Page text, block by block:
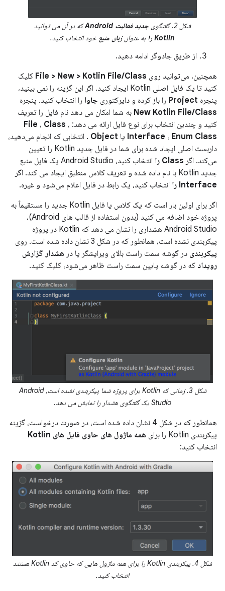
شکل 2. گفتگوی جدید فعالیت Android
که در آن می توانید
Kotlin را
به عنوانزبان منبع خود انتخاب کنید.
از طریق جادوگر ادامه دهید.
همچنین، می‌توانید روی File > New > Kotlin File/Class کلیک
کنید تا یک فایل اصلی Kotlin ایجاد کنید. اگر این گزینه را نمی بینید،
پنجره Project را باز کرده و دایرکتوری جاوا را انتخاب کنید. پنجره
New Kotlin File/Class به شما امکان می دهد نام فایل را تعریف
کنید و چندین انتخاب برای نوع فایل ارائه می دهد:
File ، Class ،
Interface ، Enum Class یا Object . انتخابی که انجام می‌دهید،
داربست اصلی ایجاد شده برای شما در فایل جدید Kotlin را تعیین
می‌کند. اگر Class را
انتخاب کنید، Android Studio یک فایل منبع
جدید Kotlin با نام داده شده و تعریف کلاس منطبق ایجاد می کند. اگر
Interface را
انتخاب کنید، یک رابط در فایل اعلام می‌شود و غیره.
اگر برای اولین بار است که یک کلاس یا فایل Kotlin جدید را مستقیماً به
پروژه خود اضافه می کنید (بدون استفاده از قالب های Android)،
Android Studio هشداری را نشان می دهد که Kotlin در پروژه
پیکربندی نشده است، همانطور که در شکل 3 نشان داده شده است. روی
پیکربندی در گوشه سمت راست بالای ویرایشگر یا در هشدار گزارش
رویداد که در گوشه پایین سمت راست ظاهر می‌شود، کلیک کنید.
شکل 3. زمانی که Kotlin برای پروژه شما پیکربندی نشده است، Android
Studio یک گفتگوی هشدار را نمایش می دهد.
همانطور که در شکل 4 نشان داده شده است، در صورت درخواست، گزینه
پیکربندی Kotlin را برای
همه ماژول های حاوی فایل های Kotlin
انتخاب کنید:
شکل 4. پیکربندی Kotlin را برای همه ماژول هایی که حاوی کد Kotlin هستند
انتخاب کنید.